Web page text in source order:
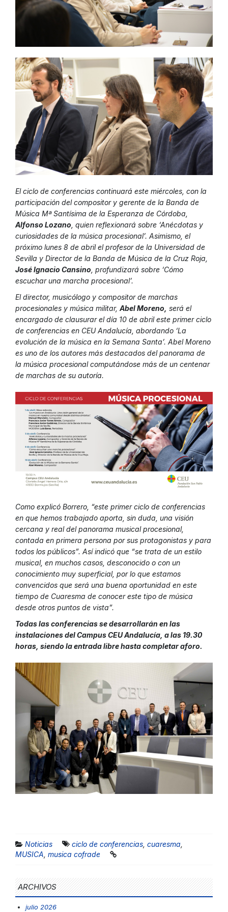
El ciclo de conferencias continuará este miércoles, con la
participación del compositor y gerente de la Banda de
Música Mª Santísima de la Esperanza de Córdoba,
Alfonso Lozano , quien reflexionará sobre ‘Anécdotas y
curiosidades de la música procesional’. Asimismo, el
próximo lunes 8 de abril el profesor de la Universidad de
Sevilla y Director de la Banda de Música de la Cruz Roja,
José Ignacio Cansino , profundizará sobre ‘Cómo
escuchar una marcha procesional’.
El director, musicólogo y compositor de marchas
procesionales y música militar, Abel Moreno, será el
encargado de clausurar el día 10 de abril este primer ciclo
de conferencias en CEU Andalucía, abordando ‘La
evolución de la música en la Semana Santa’. Abel Moreno
es uno de los autores más destacados del panorama de
la música procesional computándose más de un centenar
de marchas de su autoría.
Como explicó Borrero, “este primer ciclo de conferencias
en que hemos trabajado aporta, sin duda, una visión
cercana y real del panorama musical procesional,
contada en primera persona por sus protagonistas y para
todos los públicos”. Así indicó que “se trata de un estilo
musical, en muchos casos, desconocido o con un
conocimiento muy superficial, por lo que estamos
convencidos que será una buena oportunidad en este
tiempo de Cuaresma de conocer este tipo de música
desde otros puntos de vista”.
Todas las conferencias se desarrollarán en las
instalaciones del Campus CEU Andalucía, a las 19.30
horas, siendo la entrada libre hasta completar aforo.
Noticias ciclo de conferencias cuaresma
MUSICA musica cofrade
ARCHIVOS
julio 2026